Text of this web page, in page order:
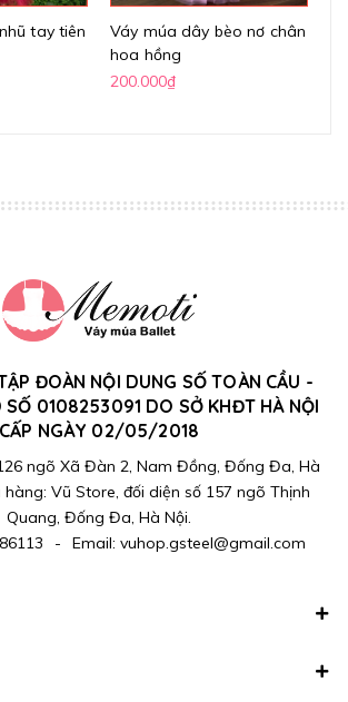
tay tiên
Váy múa dây bèo nơ chân
hoa hồng
200.000₫
ĐOÀN NỘI DUNG SỐ TOÀN CẦU -
SỐ 0108253091 DO SỞ KHĐT HÀ NỘI
CẤP NGÀY 02/05/2018
ngõ Xã Đàn 2, Nam Đồng, Đống Đa, Hà
Vũ Store, đối diện số 157 ngõ Thịnh
Quang, Đống Đa, Hà Nội.
- Email: vuhop.gsteel@gmail.com